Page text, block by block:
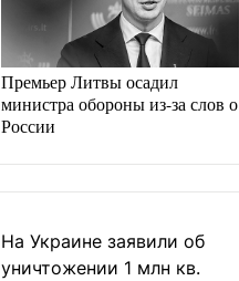
Премьер Литвы осадил
министра обороны из-за слов о
России
На Украине заявили об
уничтожении 1 млн кв.